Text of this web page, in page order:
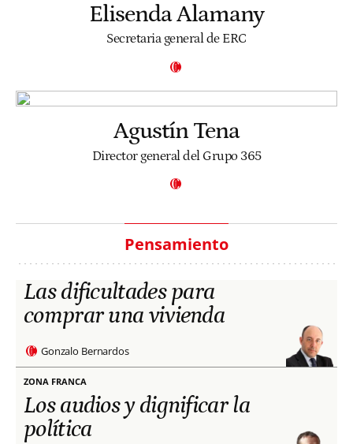
Elisenda Alamany
Secretaria general de ERC
Agustín Tena
Director general del Grupo 365
Pensamiento
Las dificultades para
comprar una vivienda
Gonzalo Bernardos
ZONA FRANCA
Los audios y dignificar la
política